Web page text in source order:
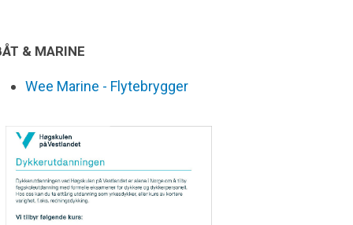
& MARINE
Wee Marine - Flytebrygger